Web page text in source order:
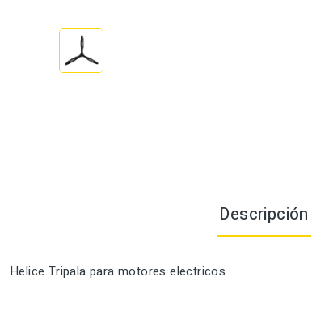
Descripción
Helice Tripala para motores electricos